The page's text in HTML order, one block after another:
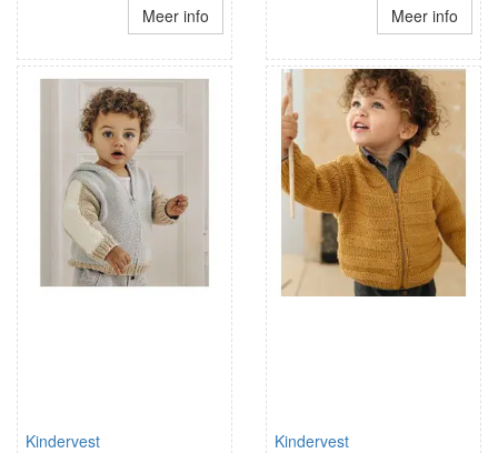
Meer info Meer info
Kindervest Kindervest